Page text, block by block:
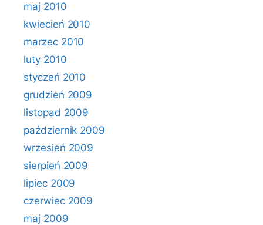
maj 2010
kwiecień 2010
marzec 2010
luty 2010
styczeń 2010
grudzień 2009
listopad 2009
październik 2009
wrzesień 2009
sierpień 2009
lipiec 2009
czerwiec 2009
maj 2009